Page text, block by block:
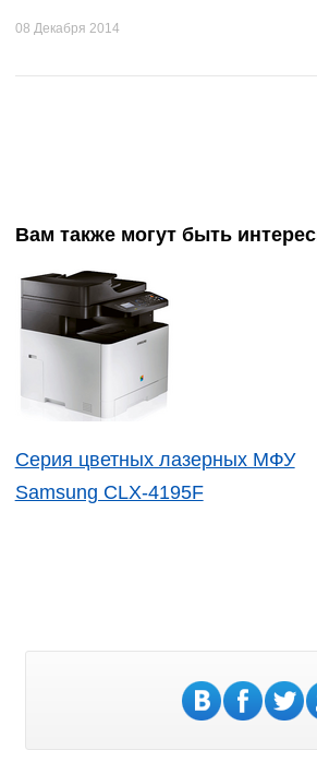
08 Декабря 2014
Вам также могут быть
Серия цветных лазерных МФУ
Samsung CLX-4195F